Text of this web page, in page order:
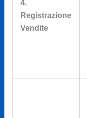
4.
Registrazione
Vendite